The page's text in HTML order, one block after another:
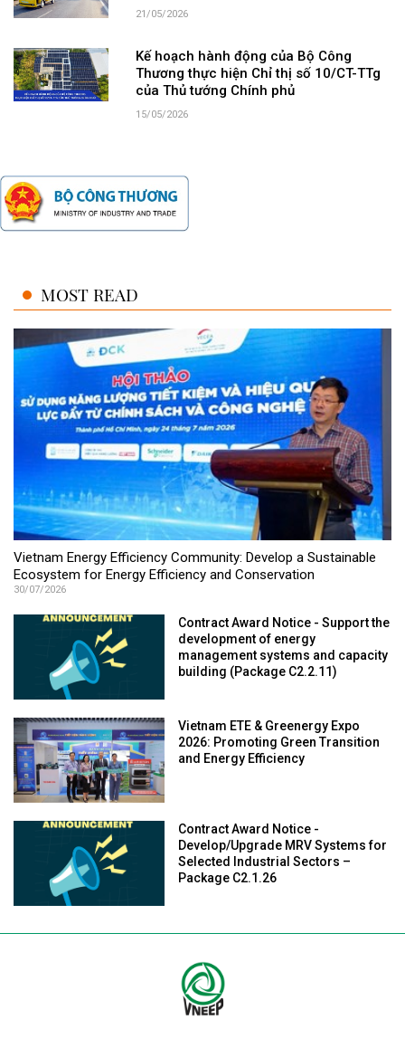
21/05/2026
Kế hoạch hành động của Bộ Công
Thương thực hiện Chỉ thị số 10/CT-TTg
của Thủ tướng Chính phủ
15/05/2026
MOST READ
Vietnam Energy Efficiency Community: Develop a Sustainable
Ecosystem for Energy Efficiency and Conservation
30/07/2026
Contract Award Notice - Support the
development of energy
management systems and capacity
building (Package C2.2.11)
Vietnam ETE & Greenergy Expo
2026: Promoting Green Transition
and Energy Efficiency
Contract Award Notice -
Develop/Upgrade MRV Systems for
Selected Industrial Sectors –
Package C2.1.26